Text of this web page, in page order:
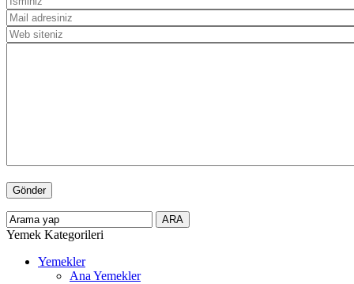
Yemek Kategorileri
Yemekler
Ana Yemekler